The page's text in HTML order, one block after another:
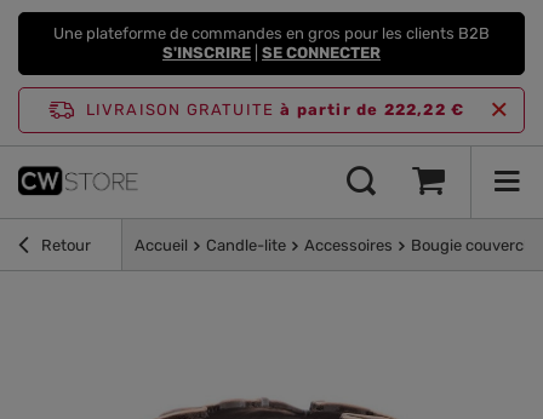
Une plateforme de commandes en gros pour les clients B2B
S'INSCRIRE SE CONNECTER
LIVRAISON GRATUITE à partir de 222,22 €
Retour Accueil Candle-lite Accessoires Bougie couvercle